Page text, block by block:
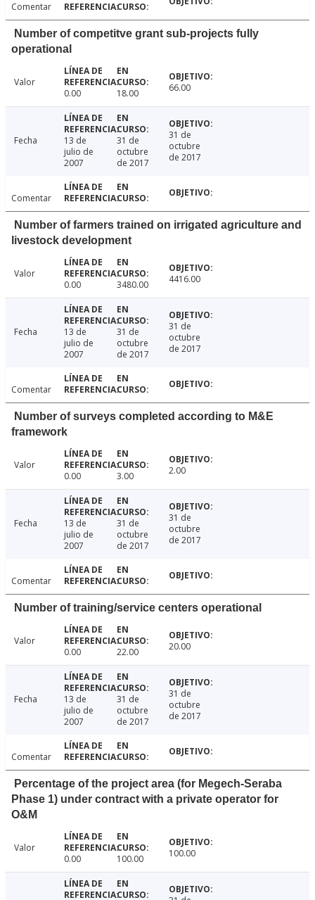
Comentar
Number of competitve grant sub-projects fully
operational
Valor
0.00
18.00 66.00
Fecha
13 de
julio de
2007
31 de
octubre
de 2017
31 de
octubre
de 2017
Comentar
Number of farmers trained on irrigated agriculture and
livestock development
Valor
0.00
3480.00 4416.00
Fecha
13 de
julio de
2007
31 de
octubre
de 2017
31 de
octubre
de 2017
Comentar
Number of surveys completed according to M&E
framework
Valor
0.00
3.00 2.00
Fecha
13 de
julio de
2007
31 de
octubre
de 2017
31 de
octubre
de 2017
Comentar
Number of training/service centers operational
Valor
0.00
22.00 20.00
Fecha
13 de
julio de
2007
31 de
octubre
de 2017
31 de
octubre
de 2017
Comentar
Percentage of the project area (for Megech-Seraba
Phase 1) under contract with a private operator for
O&M
Valor
0.00
100.00 100.00